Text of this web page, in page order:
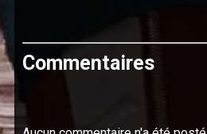
Commentaires